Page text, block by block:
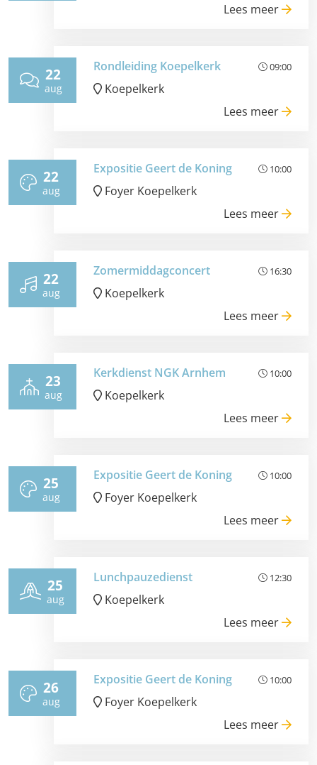
Lees meer
22
aug
Rondleiding Koepelkerk 09:00
Koepelkerk
Lees meer
22
aug
Expositie Geert de Koning 10:00
Foyer Koepelkerk
Lees meer
22
aug
Zomermiddagconcert 16:30
Koepelkerk
Lees meer
23
aug
Kerkdienst NGK Arnhem 10:00
Koepelkerk
Lees meer
25
aug
Expositie Geert de Koning 10:00
Foyer Koepelkerk
Lees meer
25
aug
Lunchpauzedienst 12:30
Koepelkerk
Lees meer
26
aug
Expositie Geert de Koning 10:00
Foyer Koepelkerk
Lees meer